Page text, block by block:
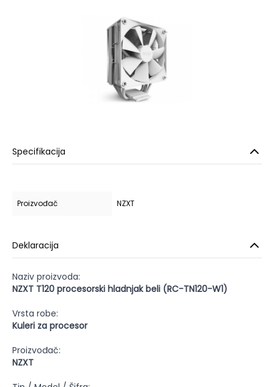
Specifikacija
Proizvođač NZXT
Deklaracija
Naziv proizvoda:
NZXT T120 procesorski hladnjak beli (RC-TN120-W1)
Vrsta robe:
Kuleri za procesor
Proizvođač:
NZXT